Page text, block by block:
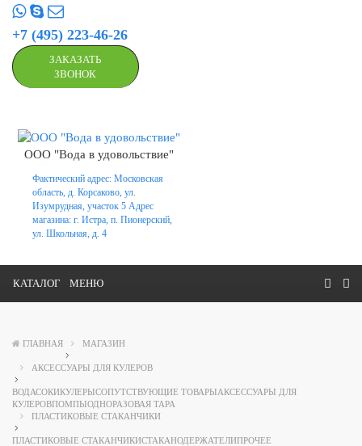
+7 (495) 223-46-26
ЗАКАЗАТЬ
ЗВОНОК
ООО "Вода в удовольствие"
Фактический адрес: Московская
область, д. Корсаково, ул.
Изумрудная, участок 5 Адрес
магазина: г. Истра, п. Пионерский,
ул. Школьная, д. 4
КАТАЛОГ МЕНЮ
ГЛАВНАЯ МАГАЗИН
АКСЕССУАРЫ ДЛЯ КУЛЕРОВ
ВОДАСОКИКУЛЕРЫСОПУТСТВУЮЩИЕ ТОВАРЫАКСЕССУАРЫ ДЛЯ
КУЛЕРОВПОМПЫОДНОРАЗОВАЯ ТАРА
ПЛАСТИКОВЫЕ СТАКАНЧИКИ
ПЛАСТИКОВЫЕ СТАКАНЧИКИСТАКАНОДЕРЖАТЕЛИПРОЧЕЕ